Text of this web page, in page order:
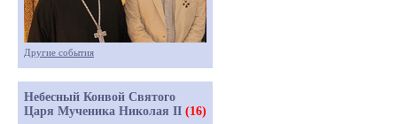
Другие события
Небесный Конвой Святого
Царя Мученика Николая II (16)